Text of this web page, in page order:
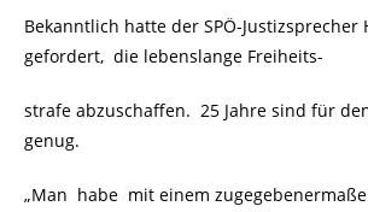
Bekanntlich hatte der SPÖ-Justizsprecher
gefordert, die lebenslange Freiheits-
strafe abzuschaffen. 25 Jahre sind für
genug.
„Man habe mit einem